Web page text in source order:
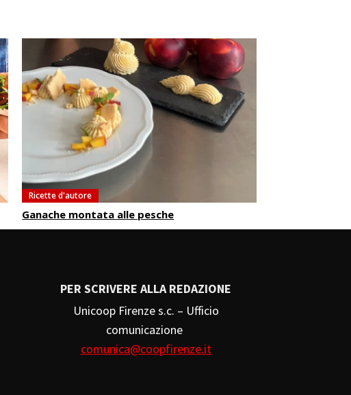
Ricette d'autore
Ganache montata alle pesche
PER SCRIVERE ALLA REDAZIONE
Unicoop Firenze s.c. – Ufficio
comunicazione
comunica@coopfirenze.it